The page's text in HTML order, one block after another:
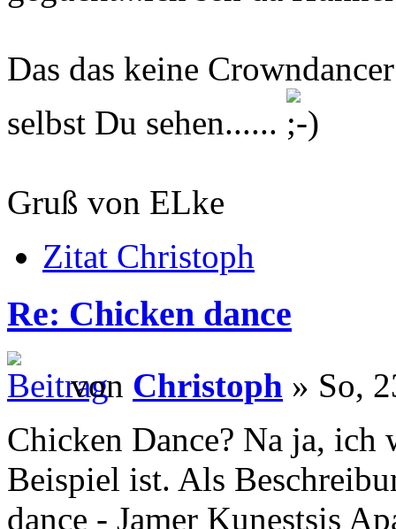
Das das keine
selbst Du sehen......
Gruß von ELke
Zitat Christoph
Re: Chicken dance
von Christoph » So,
Chicken Dance? Na ja, ich
Beispiel ist. Als
dance - Jamer Kunestsis